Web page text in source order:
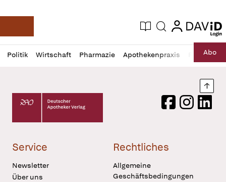
Deutsche Apotheker Zeitung
Aktuelle Ausgabe
Suche login
login
Politik Wirtschaft Pharmazie Apothekenpraxis RechtAbo
Profil
öffnen
Daz
Pur
Deutscher Apotheker Verlag Logo
FacebookInstagram
Service
Newsletter
Über uns
Rechtliches
Allgemeine
Geschäftsbedingungen